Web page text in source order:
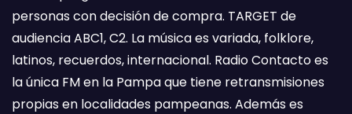
personas con decisión de compra. TARGET de
audiencia ABC1, C2. La música es variada, folklore,
latinos, recuerdos, internacional. Radio Contacto es
la única FM en la Pampa que tiene retransmisiones
propias en localidades pampeanas. Además es